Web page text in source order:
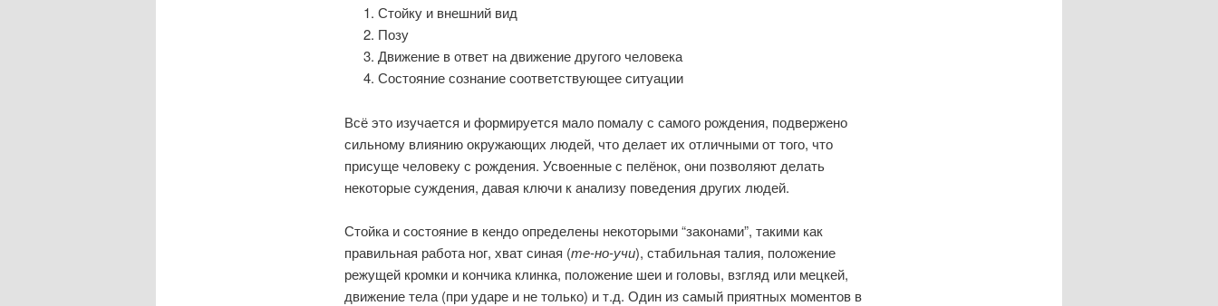
Стойку и внешний вид
Позу
Движение в ответ на движение другого человека
Состояние сознание соответствующее ситуации
Всё это изучается и формируется мало помалу с самого рождения, подвержено
сильному влиянию окружающих людей, что делает их отличными от того, что
присуще человеку с рождения. Усвоенные с пелёнок, они позволяют делать
некоторые суждения, давая ключи к анализу поведения других людей.
Стойка и состояние в кендо определены некоторыми “законами”, такими как
правильная работа ног, хват синая (те-но-учи), стабильная талия, положение
режущей кромки и кончика клинка, положение шеи и головы, взгляд или мецкей,
движение тела (при ударе и не только) и т.д. Один из самый приятных моментов в